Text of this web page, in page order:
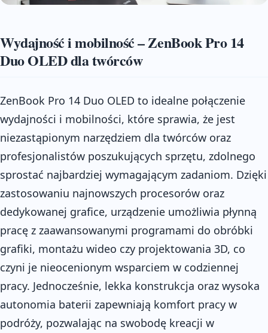
Wydajność i mobilność – ZenBook Pro 14
Duo OLED dla twórców
ZenBook Pro 14 Duo OLED to idealne połączenie
wydajności i mobilności, które sprawia, że jest
niezastąpionym narzędziem dla twórców oraz
profesjonalistów poszukujących sprzętu, zdolnego
sprostać najbardziej wymagającym zadaniom. Dzięki
zastosowaniu najnowszych procesorów oraz
dedykowanej grafice, urządzenie umożliwia płynną
pracę z zaawansowanymi programami do obróbki
grafiki, montażu wideo czy projektowania 3D, co
czyni je nieocenionym wsparciem w codziennej
pracy. Jednocześnie, lekka konstrukcja oraz wysoka
autonomia baterii zapewniają komfort pracy w
podróży, pozwalając na swobodę kreacji w